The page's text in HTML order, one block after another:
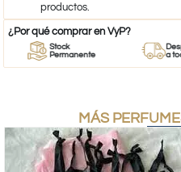
productos.
¿Por qué comprar en VyP?
Stock
Permanente
a todo
MÁS